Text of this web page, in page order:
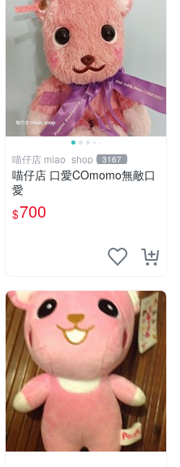
喵仔店 miao_shop 3167
喵仔店 口愛COmomo無敵口
愛
$700